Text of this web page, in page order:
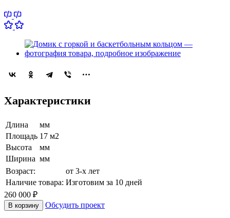
Характеристики
Длина
мм
Площадь 17 м2
Высота
мм
Ширина мм
Возраст:
от 3-х лет
Наличие товара: Изготовим за 10 дней
260 000 ₽
В корзину Обсудить проект